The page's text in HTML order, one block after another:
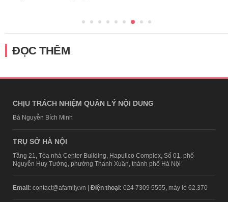
ĐỌC THÊM
CHỊU TRÁCH NHIỆM QUẢN LÝ NỘI DUNG
Bà Nguyễn Bích Minh
TRỤ SỞ HÀ NỘI
Tầng 21, Tòa nhà Center Building, Hapulico Complex, Số 01, phố
Nguyễn Huy Tưởng, phường Thanh Xuân, thành phố Hà Nội
Email: contact@afamily.vn | Điện thoại: 024 7309 5555, máy lẻ 62.370